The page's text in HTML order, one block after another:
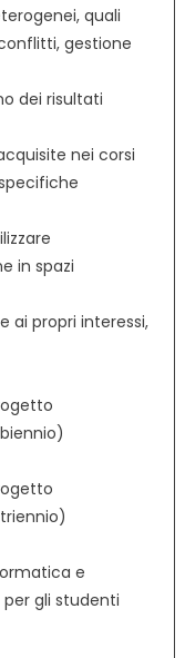
quali
gestione
dei risultati
nei corsi
in spazi
ai propri interessi,
e
gli studenti